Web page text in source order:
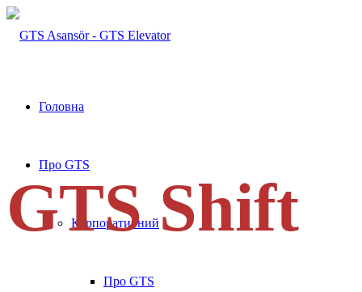
Головна
Про GTS
Корпоративний
Про GTS
GTS Shift